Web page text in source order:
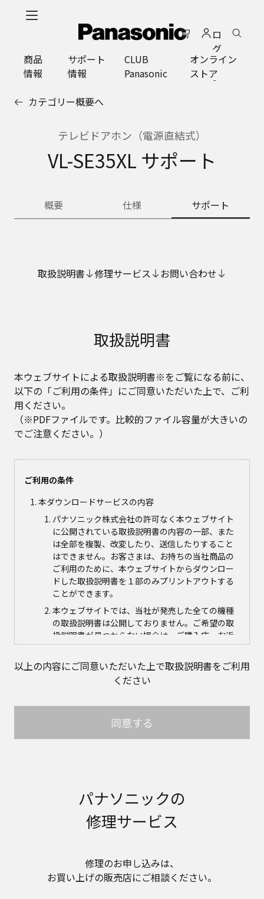
ロ
グ
イ
ン
商品
情報
サポート
情報
CLUB
Panasonic
オンライン
ストア
カテゴリー概要へ
テレビドアホン（電源直結式）
VL-SE35XL サポート
概要 仕様 サポート
取扱説明書 修理サービス お問い合わせ
取扱説明書
本ウェブサイトによる取扱説明書※をご覧になる前に、
以下の「ご利用の条件」にご同意いただいた上で、ご利
用ください。
（※PDFファイルです。比較的ファイル容量が大きいの
でご注意ください。）
ご利用の条件
本ダウンロードサービスの内容
パナソニック株式会社の許可なく本ウェブサイト
に公開されている取扱説明書の内容の一部、また
は全部を複製、改変したり、送信したりすること
はできません。お客さまは、お持ちの当社商品の
ご利用のために、本ウェブサイトからダウンロー
ドした取扱説明書を１部のみプリントアウトする
ことができます。
本ウェブサイトでは、当社が発売した全ての機種
の取扱説明書は公開しておりません。ご希望の取
扱説明書が見つからない場合は、ご購入店、お近
くの当社商品の取扱店、または当社サービス会社
に直接お問い合わせの上、ご購入いただきますよ
うお願いいたします。ただし、商品自体の生産中
止などの理由により、当該商品につき取扱説明書
めご了承ください。
本ウェブサイトに公開されている取扱説明書の対
象商品が生産中止などの理由でご購入できない場
のお取り扱いについて。パナソニック株式会社お
内容を、ご相談への対応や修理、その確認などの
する場合や正当な理由がある場合を除き、第三者
に提供しません。お問い合わせは、ご相談された
窓口にご連絡ください。
以上の内容にご同意いただいた上で取扱説明書をご利用
ください
同意する
パナソニックの
修理サービス
修理のお申し込みは、​
お買い上げの販売店にご相談ください。​